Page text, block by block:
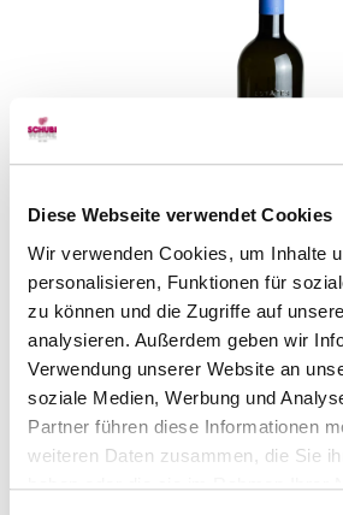
Diese Webseite verwendet Cookies
Wir verwenden Cookies, um Inhalte
personalisieren, Funktionen für
zu können und die Zugriffe auf
analysieren. Außerdem geben wir
Verwendung unserer Website an
soziale Medien, Werbung und
Partner führen diese Informationen
weiteren Daten zusammen, die Sie
haben oder die sie im Rahmen Ihrer
Amethystos Blanc2024
Domaine Costa Lazaridi 75 cl
CHF 19.90stattCHF 22.00
Artikel sofort lieferbar
inkl. 8.1% MwSt.
zzgl. Versandkosten
Anzahl
hinzufügen